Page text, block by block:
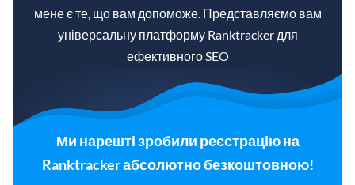
мене є те, що вам допоможе. Представляємо вам
універсальну платформу Ranktracker для
ефективного SEO
Ми нарешті зробили реєстрацію на
Ranktracker абсолютно безкоштовною!